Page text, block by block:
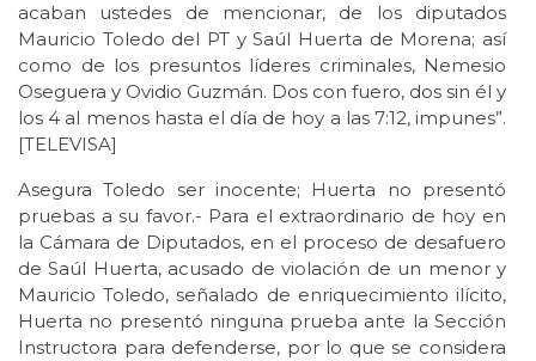
acaban ustedes de mencionar, de los diputados
Mauricio Toledo del PT y Saúl Huerta de Morena; así
como de los presuntos líderes criminales, Nemesio
Oseguera y Ovidio Guzmán. Dos con fuero, dos sin él y
los 4 al menos hasta el día de hoy a las 7:12, impunes”.
[TELEVISA]
Asegura Toledo ser inocente; Huerta no presentó
pruebas a su favor.- Para el extraordinario de hoy en
la Cámara de Diputados, en el proceso de desafuero
de Saúl Huerta, acusado de violación de un menor y
Mauricio Toledo, señalado de enriquecimiento ilícito,
Huerta no presentó ninguna prueba ante la Sección
Instructora para defenderse, por lo que se considera